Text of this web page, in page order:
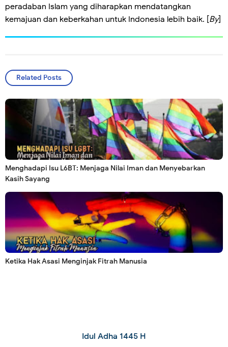
peradaban Islam yang diharapkan mendatangkan
kemajuan dan keberkahan untuk Indonesia lebih baik. [By]
Related Posts
Menghadapi Isu L6BT: Menjaga Nilai Iman dan Menyebarkan
Kasih Sayang
Ketika Hak Asasi Menginjak Fitrah Manusia
Idul Adha 1445 H